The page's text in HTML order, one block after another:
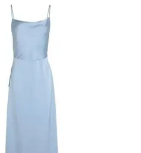
Tendenze Guida al guardaroba